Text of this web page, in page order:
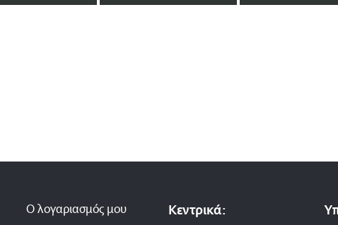
Ο λογαριασμός μου
Κεντρικά: